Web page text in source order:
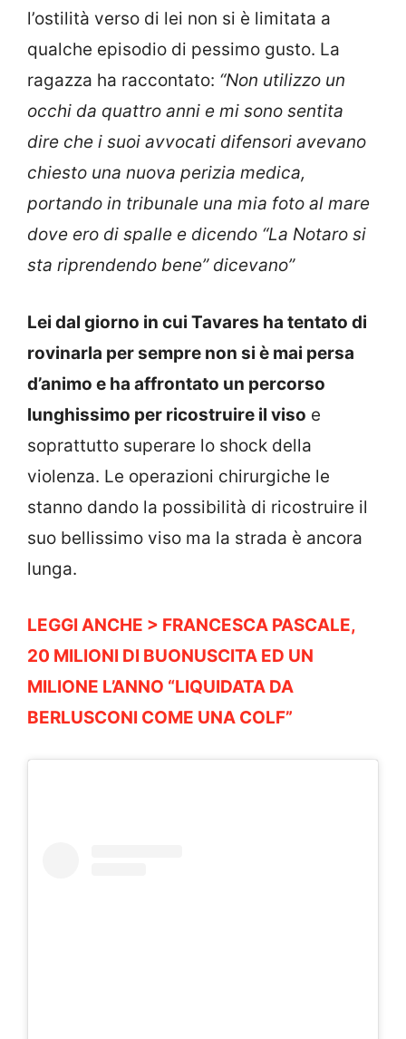
l’ostilità verso di lei non si è limitata a
qualche episodio di pessimo gusto. La
ragazza ha raccontato: “Non utilizzo un
occhi da quattro anni e mi sono sentita
dire che i suoi avvocati difensori avevano
chiesto una nuova perizia medica,
portando in tribunale una mia foto al mare
dove ero di spalle e dicendo “La Notaro si
sta riprendendo bene” dicevano”
Lei dal giorno in cui Tavares ha tentato di
rovinarla per sempre non si è mai persa
d’animo e ha affrontato un percorso
lunghissimo per ricostruire il viso e
soprattutto superare lo shock della
violenza. Le operazioni chirurgiche le
stanno dando la possibilità di ricostruire il
suo bellissimo viso ma la strada è ancora
lunga.
LEGGI ANCHE > FRANCESCA PASCALE,
20 MILIONI DI BUONUSCITA ED UN
MILIONE L’ANNO “LIQUIDATA DA
BERLUSCONI COME UNA COLF”